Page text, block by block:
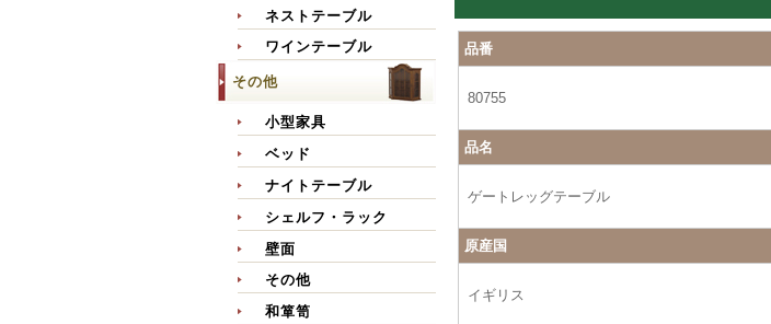
ネストテーブル
ワインテーブル
その他
小型家具
ベッド
ナイトテーブル
シェルフ・ラック
壁面
その他
和箪笥
品番
80755
品名
ゲートレッグテーブル
原産国
イギリス